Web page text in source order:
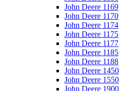
John Deere 1169
John Deere 1170
John Deere 1174
John Deere 1175
John Deere 1177
John Deere 1185
John Deere 1188
John Deere 1450
John Deere 1550
John Deere 1900